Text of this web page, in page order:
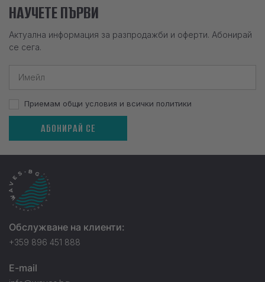
НАУЧЕТЕ ПЪРВИ
Актуална информация за разпродажби и оферти. Абонирай
се сега.
Приемам общи условия и всички политики
АБОНИРАЙ СЕ
Обслужване на клиенти:
+359 896 451 888
E-mail